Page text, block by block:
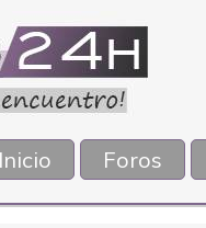
Inicio Foros